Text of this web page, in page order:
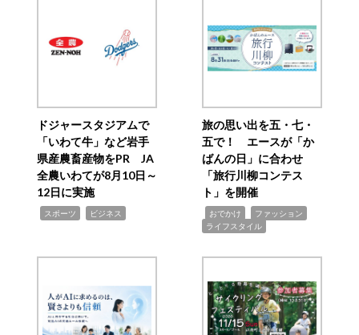
ドジャースタジアムで
「いわて牛」など岩手
県産農畜産物をPR JA
全農いわてが8月10日～
12日に実施
スポーツ ビジネス
旅の思い出を五・七・
五で！ エースが「か
ばんの日」に合わせ
「旅行川柳コンテス
ト」を開催
おでかけ ファッション
ライフスタイル